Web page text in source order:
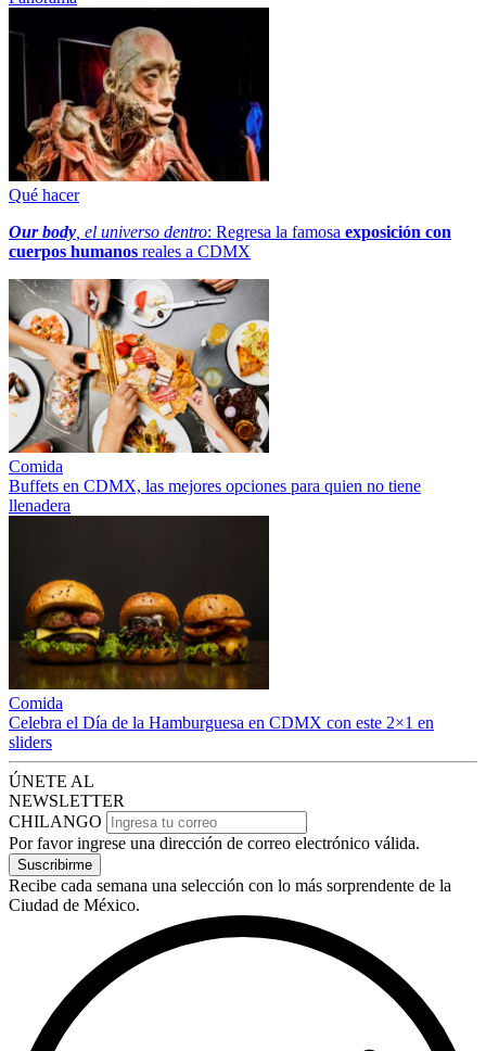
Qué hacer
Our body , el universo dentro: Regresa la famosa exposición con
cuerpos humanos reales a CDMX
Comida
Buffets en CDMX, las mejores opciones para quien no tiene
llenadera
Comida
Celebra el Día de la Hamburguesa en CDMX con este 2×1 en
sliders
ÚNETE AL
NEWSLETTER
CHILANGO
Por favor ingrese una dirección de correo electrónico válida.
Suscribirme
Recibe cada semana una selección con lo más sorprendente de la
Ciudad de México.